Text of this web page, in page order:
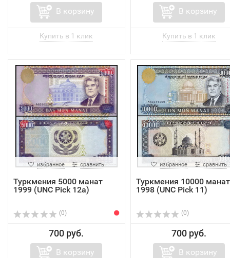
В корзину В корзину
избранное сравнить
Туркмения 5000 манат
1999 (UNC Pick 12a)
(0)
700 руб.
В корзину
избранное сравнить
Туркмения 10000 манат
1998 (UNC Pick 11)
(0)
700 руб.
В корзину